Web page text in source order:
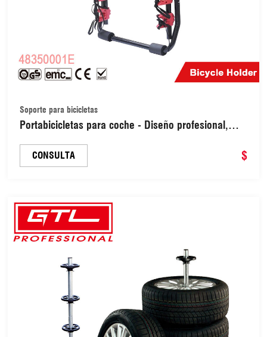
Soporte para bicicletas
Portabicicletas para coche - Diseño profesional,
capacidad de carga: 40 kg (48350001E)
CONSULTA $